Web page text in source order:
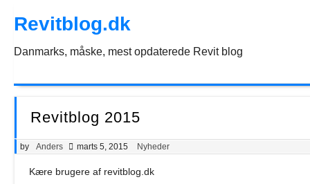
content
Revitblog.dk
Danmarks, måske, mest opdaterede Revit blog
Revitblog 2015
by Anders marts 5, 2015 Nyheder
Kære brugere af revitblog.dk